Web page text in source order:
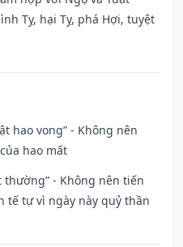
Tỵ, hại Tỵ, phá Hợi, tuyệt
hao vong” - Không nên
hao mất
thường” - Không nên tiến
tế tự vì ngày này quỷ thần